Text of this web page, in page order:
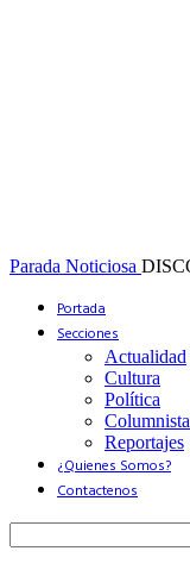
Parada Noticiosa
Portada
Secciones
Actualidad
Cultura
Política
Reportajes
¿Quienes Somos?
Contactenos